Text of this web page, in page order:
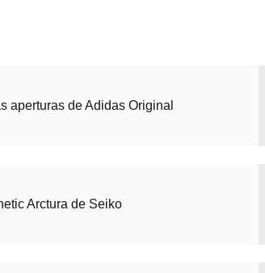
aperturas de Adidas Original
Arctura de Seiko